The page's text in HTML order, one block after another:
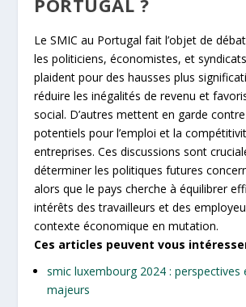
PORTUGAL ?
Le SMIC au Portugal fait l’objet de
les politiciens, économistes, et
plaident pour des hausses plus
réduire les inégalités de revenu et
social. D’autres mettent en garde
potentiels pour l’emploi et la
entreprises. Ces discussions sont
déterminer les politiques futures
alors que le pays cherche à équilibrer
intérêts des travailleurs et des
contexte économique en mutation.
Ces articles peuvent vous
smic luxembourg 2024 : perspectives
majeurs